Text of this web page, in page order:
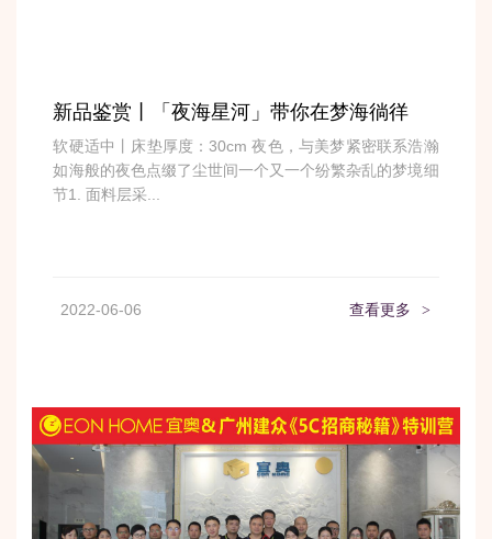
新品鉴赏丨「夜海星河」带你在梦海徜徉
软硬适中丨床垫厚度：30cm 夜色，与美梦紧密联系浩瀚
如海般的夜色点缀了尘世间一个又一个纷繁杂乱的梦境细
节1. 面料层采...
2022-06-06 查看更多 >